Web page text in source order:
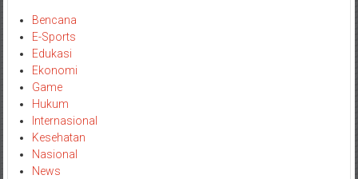
Bencana
E-Sports
Edukasi
Ekonomi
Game
Hukum
Internasional
Kesehatan
Nasional
News